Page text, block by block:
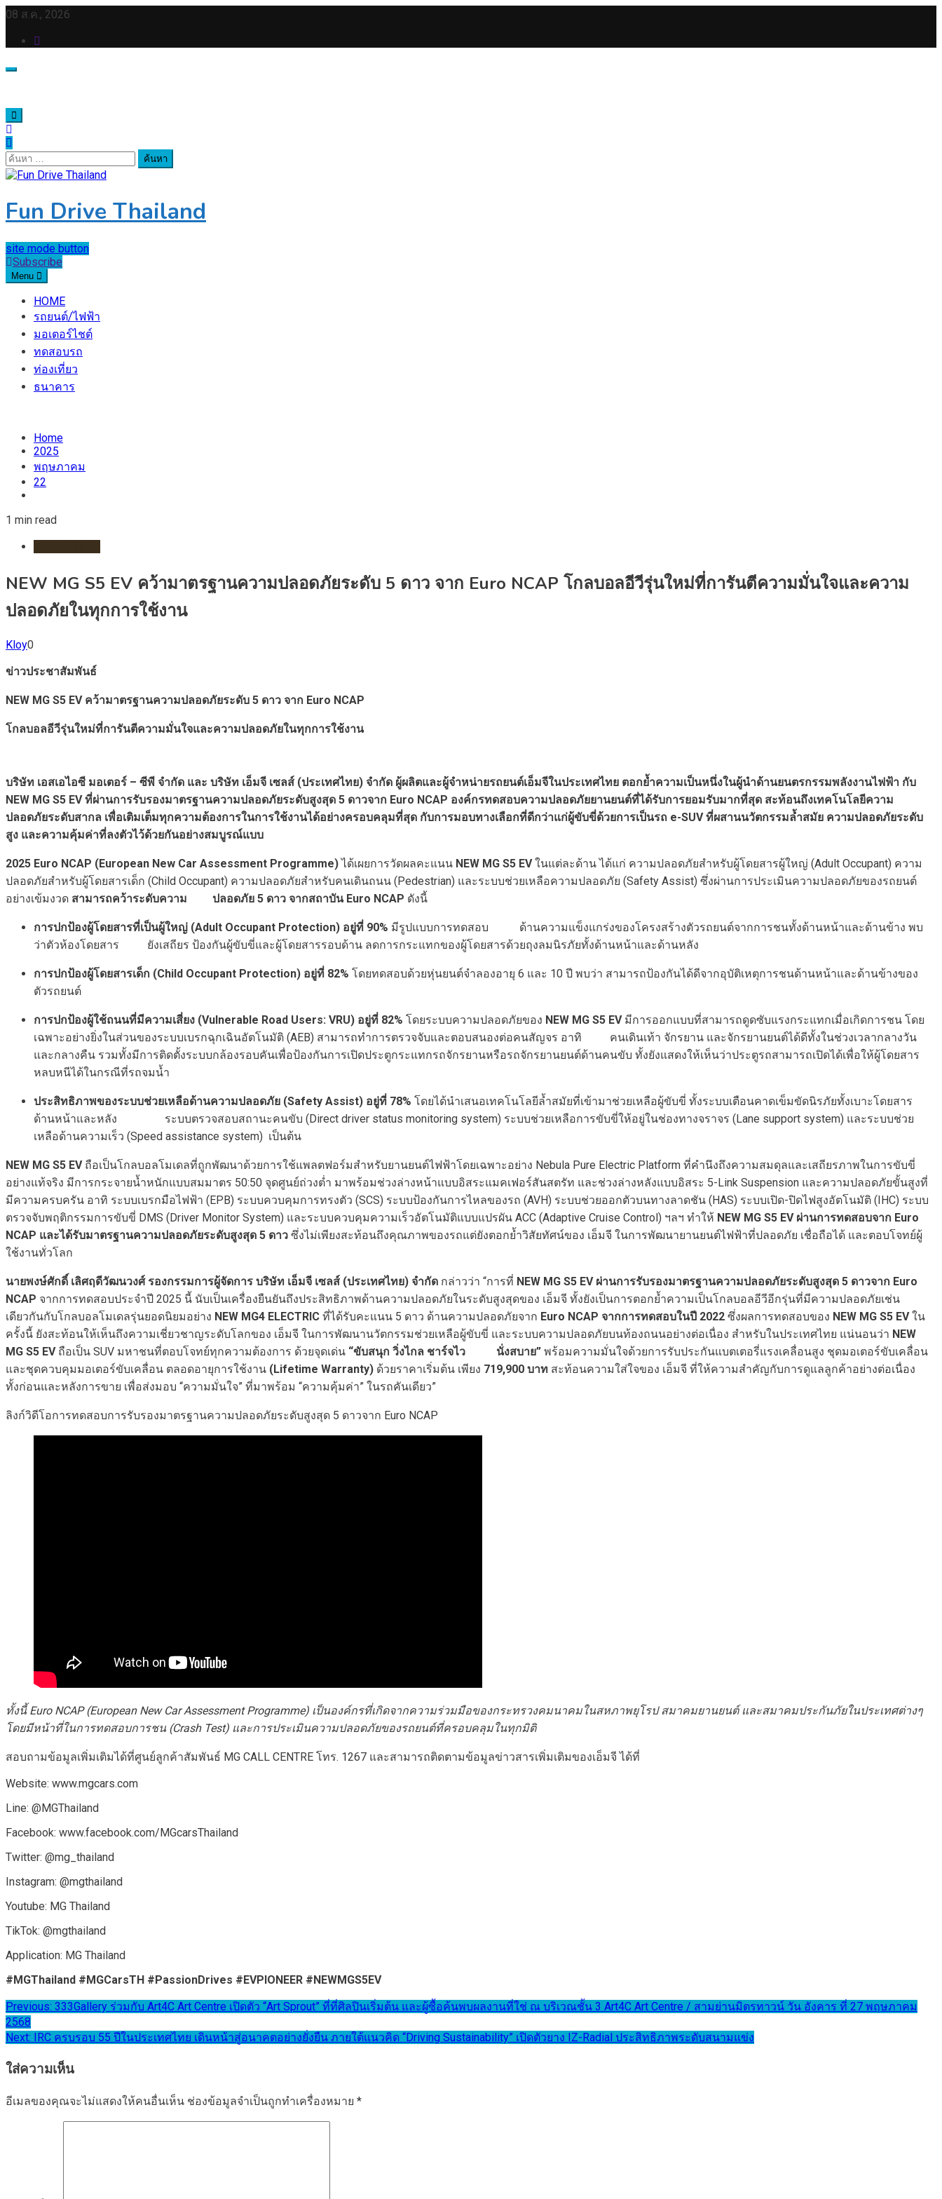
Skip
content
08 ส.ค., 2026
ค้นหา
สำหรับ:
Fun Drive Thailand
site mode button
Subscribe
Menu
HOME
รถยนต์/ไฟฟ้า
มอเตอร์ไชต์
ทดสอบรถ
ท่องเที่ยว
ธนาคาร
Home
2025
พฤษภาคม
22
1 min read
NEW MG S5 EV คว้ามาตรฐานความปลอดภัยระดับ 5 ดาว จาก Euro NCAP โกลบอลอีวีรุ่นใหม่ที่การันตีความมั่นใจและความ
ปลอดภัยในทุกการใช้งาน
Kloy0
ข่าวประชาสัมพันธ์
NEW MG S5 EV คว้ามาตรฐานความปลอดภัยระดับ 5 ดาว จาก Euro NCAP
โกลบอลอีวีรุ่นใหม่ที่การันตีความมั่นใจและความปลอดภัยในทุกการใช้งาน
บริษัท เอสเอไอซี มอเตอร์ – ซีพี จำกัด และ บริษัท เอ็มจี เซลส์ (ประเทศไทย) จำกัด ผู้ผลิตและผู้จำหน่ายรถยนต์เอ็มจีในประเทศไทย ตอกย้ำความเป็นหนึ่งในผู้นำด้านยนตรกรรมพลังงานไฟฟ้า กับ
NEW MG S5 EVที่ผ่านการรับรองมาตรฐานความปลอดภัยระดับสูงสุด 5 ดาวจาก Euro NCAP องค์กรทดสอบความปลอดภัยยานยนต์ที่ได้รับการยอมรับมากที่สุด สะท้อนถึงเทคโนโลยีความ
ปลอดภัยระดับสากล เพื่อเติมเต็มทุกความต้องการในการใช้งานได้อย่างครอบคลุมที่สุด กับการมอบทางเลือกที่ดีกว่าแก่ผู้ขับขี่ด้วยการเป็นรถ e-SUVที่ผสานนวัตกรรมล้ำสมัย ความปลอดภัยระดับ
สูง และความคุ้มค่าที่ลงตัวไว้ด้วยกันอย่างสมบูรณ์แบบ
2025 Euro NCAP (European New Car Assessment Programme)ได้เผยการวัดผลคะแนน NEW MG S5 EVในแต่ละด้าน ได้แก่ ความปลอดภัยสำหรับผู้โดยสารผู้ใหญ่ (Adult Occupant) ความ
ปลอดภัยสำหรับผู้โดยสารเด็ก (Child Occupant) ความปลอดภัยสำหรับคนเดินถนน (Pedestrian) และระบบช่วยเหลือความปลอดภัย (Safety Assist) ซึ่งผ่านการประเมินความปลอดภัยของรถยนต์
อย่างเข้มงวด สามารถคว้าระดับความ ปลอดภัย 5 ดาว จากสถาบัน Euro NCAP ดังนี้
การปกป้องผู้โดยสารที่เป็นผู้ใหญ่ (Adult Occupant Protection) อยู่ที่ 90% มีรูปแบบการทดสอบ ด้านความแข็งแกร่งของโครงสร้างตัวรถยนต์จากการชนทั้งด้านหน้าและด้านข้าง พบ
ว่าตัวห้องโดยสาร ยังเสถียร ป้องกันผู้ขับขี่และผู้โดยสารรอบด้าน ลดการกระแทกของผู้โดยสารด้วยถุงลมนิรภัยทั้งด้านหน้าและด้านหลัง
การปกป้องผู้โดยสารเด็ก (Child Occupant Protection) อยู่ที่ 82% โดยทดสอบด้วยหุ่นยนต์จำลองอายุ 6 และ 10 ปี พบว่า สามารถป้องกันได้ดีจากอุบัติเหตุการชนด้านหน้าและด้านข้างของ
ตัวรถยนต์
การปกป้องผู้ใช้ถนนที่มีความเสี่ยง (Vulnerable Road Users: VRU) อยู่ที่ 82% โดยระบบความปลอดภัยของ NEW MG S5 EVมีการออกแบบที่สามารถดูดซับแรงกระแทกเมื่อเกิดการชน โดย
เฉพาะอย่างยิ่งในส่วนของระบบเบรกฉุกเฉินอัตโนมัติ (AEB) สามารถทำการตรวจจับและตอบสนองต่อคนสัญจร อาทิ คนเดินเท้า จักรยาน และจักรยานยนต์ได้ดีทั้งในช่วงเวลากลางวัน
และกลางคืน รวมทั้งมีการติดตั้งระบบกล้องรอบคันเพื่อป้องกันการเปิดประตูกระแทกรถจักรยานหรือรถจักรยานยนต์ด้านคนขับ ทั้งยังแสดงให้เห็นว่าประตูรถสามารถเปิดได้เพื่อให้ผู้โดยสาร
หลบหนีได้ในกรณีที่รถจมน้ำ
ประสิทธิภาพของระบบช่วยเหลือด้านความปลอดภัย (Safety Assist) อยู่ที่ 78% โดยได้นำเสนอเทคโนโลยีล้ำสมัยที่เข้ามาช่วยเหลือผู้ขับขี่ ทั้งระบบเตือนคาดเข็มขัดนิรภัยทั้งเบาะโดยสาร
ด้านหน้าและหลัง ระบบตรวจสอบสถานะคนขับ (Direct driver status monitoring system) ระบบช่วยเหลือการขับขี่ให้อยู่ในช่องทางจราจร (Lane support system) และระบบช่วย
เหลือด้านความเร็ว (Speed assistance system) เป็นต้น
NEW MG S5 EVถือเป็นโกลบอลโมเดลที่ถูกพัฒนาด้วยการใช้แพลตฟอร์มสำหรับยานยนต์ไฟฟ้าโดยเฉพาะอย่าง Nebula Pure Electric Platform ที่คำนึงถึงความสมดุลและเสถียรภาพในการขับขี่
อย่างแท้จริง มีการกระจายน้ำหนักแบบสมมาตร 50:50 จุดศูนย์ถ่วงต่ำ มาพร้อมช่วงล่างหน้าแบบอิสระแมคเฟอร์สันสตรัท และช่วงล่างหลังแบบอิสระ 5-Link Suspension และความปลอดภัยขั้นสูงที่
มีความครบครัน อาทิ ระบบเบรกมือไฟฟ้า (EPB) ระบบควบคุมการทรงตัว (SCS) ระบบป้องกันการไหลของรถ (AVH) ระบบช่วยออกตัวบนทางลาดชัน (HAS) ระบบเปิด-ปิดไฟสูงอัตโนมัติ (IHC) ระบบ
ตรวจจับพฤติกรรมการขับขี่ DMS (Driver Monitor System) และระบบควบคุมความเร็วอัตโนมัติแบบแปรผัน ACC (Adaptive Cruise Control) ฯลฯ ทำให้ NEW MG S5 EV ผ่านการทดสอบจาก Euro
NCAP และได้รับมาตรฐานความปลอดภัยระดับสูงสุด 5 ดาว ซึ่งไม่เพียงสะท้อนถึงคุณภาพของรถแต่ยังตอกย้ำวิสัยทัศน์ของ เอ็มจี ในการพัฒนายานยนต์ไฟฟ้าที่ปลอดภัย เชื่อถือได้ และตอบโจทย์ผู้
ใช้งานทั่วโลก
นายพงษ์ศักดิ์ เลิศฤดีวัฒนวงศ์ รองกรรมการผู้จัดการ บริษัท เอ็มจี เซลส์ (ประเทศไทย) จำกัด กล่าวว่า “การที่ NEW MG S5 EVผ่านการรับรองมาตรฐานความปลอดภัยระดับสูงสุด 5 ดาวจาก Euro
NCAP จากการทดสอบประจำปี 2025 นี้ นับเป็นเครื่องยืนยันถึงประสิทธิภาพด้านความปลอดภัยในระดับสูงสุดของ เอ็มจี ทั้งยังเป็นการตอกย้ำความเป็นโกลบอลอีวีอีกรุ่นที่มีความปลอดภัยเช่น
เดียวกันกับโกลบอลโมเดลรุ่นยอดนิยมอย่าง NEW MG4 ELECTRIC ที่ได้รับคะแนน 5 ดาว ด้านความปลอดภัยจาก Euro NCAP จากการทดสอบในปี 2022 ซึ่งผลการทดสอบของ NEW MG S5 EVใน
ครั้งนี้ ยังสะท้อนให้เห็นถึงความเชี่ยวชาญระดับโลกของ เอ็มจี ในการพัฒนานวัตกรรมช่วยเหลือผู้ขับขี่ และระบบความปลอดภัยบนท้องถนนอย่างต่อเนื่อง สำหรับในประเทศไทย แน่นอนว่า NEW
MG S5 EVถือเป็น SUV มหาชนที่ตอบโจทย์ทุกความต้องการ ด้วยจุดเด่น “ขับสนุก วิ่งไกล ชาร์จไว นั่งสบาย” พร้อมความมั่นใจด้วยการรับประกันแบตเตอรี่แรงเคลื่อนสูง ชุดมอเตอร์ขับเคลื่อน
และชุดควบคุมมอเตอร์ขับเคลื่อน ตลอดอายุการใช้งาน (Lifetime Warranty) ด้วยราคาเริ่มต้น เพียง 719,900 บาท สะท้อนความใส่ใจของ เอ็มจี ที่ให้ความสำคัญกับการดูแลลูกค้าอย่างต่อเนื่อง
ทั้งก่อนและหลังการขาย เพื่อส่งมอบ “ความมั่นใจ” ที่มาพร้อม “ความคุ้มค่า” ในรถคันเดียว”
ลิงก์วิดีโอการทดสอบการรับรองมาตรฐานความปลอดภัยระดับสูงสุด 5 ดาวจาก Euro NCAP
ทั้งนี้ Euro NCAP (European New Car Assessment Programme) เป็นองค์กรที่เกิดจากความร่วมมือของกระทรวงคมนาคมในสหภาพยุโรป สมาคมยานยนต์ และสมาคมประกันภัยในประเทศต่างๆ
โดยมีหน้าที่ในการทดสอบการชน (Crash Test) และการประเมินความปลอดภัยของรถยนต์ที่ครอบคลุมในทุกมิติ
สอบถามข้อมูลเพิ่มเติมได้ที่ศูนย์ลูกค้าสัมพันธ์ MG CALL CENTRE โทร. 1267 และสามารถติดตามข้อมูลข่าวสารเพิ่มเติมของเอ็มจี ได้ที่
Website: www.mgcars.com
Line: @MGThailand
Facebook: www.facebook.com/MGcarsThailand
Twitter: @mg_thailand
Instagram: @mgthailand
Youtube: MG Thailand
TikTok: @mgthailand
Application: MG Thailand
#MGThailand #MGCarsTH #PassionDrives #EVPIONEER #NEWMGS5EV
แนะแนว
เรื่อง
Previous: 333Gallery ร่วมกับ Art4C Art Centre เปิดตัว “Art Sprout” ที่ที่ศิลปินเริ่มต้น และผู้ซื้อค้นพบผลงานที่ใช่ ณ บริเวณชั้น 3 Art4C Art Centre / สามย่านมิตรทาวน์ วัน อังคาร ที่ 27 พฤษภาคม
2568
Next: IRC ครบรอบ 55 ปีในประเทศไทย เดินหน้าสู่อนาคตอย่างยั่งยืน ภายใต้แนวคิด “Driving Sustainability” เปิดตัวยาง IZ-Radial ประสิทธิภาพระดับสนามแข่ง
ใส่ความเห็น
อีเมลของคุณจะไม่แสดงให้คนอื่นเห็น ช่องข้อมูลจำเป็นถูกทำเครื่องหมาย *